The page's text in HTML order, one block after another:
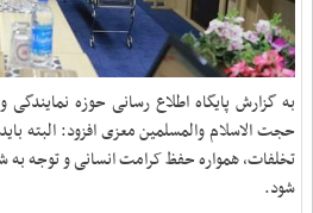
به گزارش پایگاه اطلاع رسانی حوزه
حجت الاسلام والمسلمین معزی افزود: البته
تخلفات، همواره حفظ کرامت انسانی و توجه
شود.